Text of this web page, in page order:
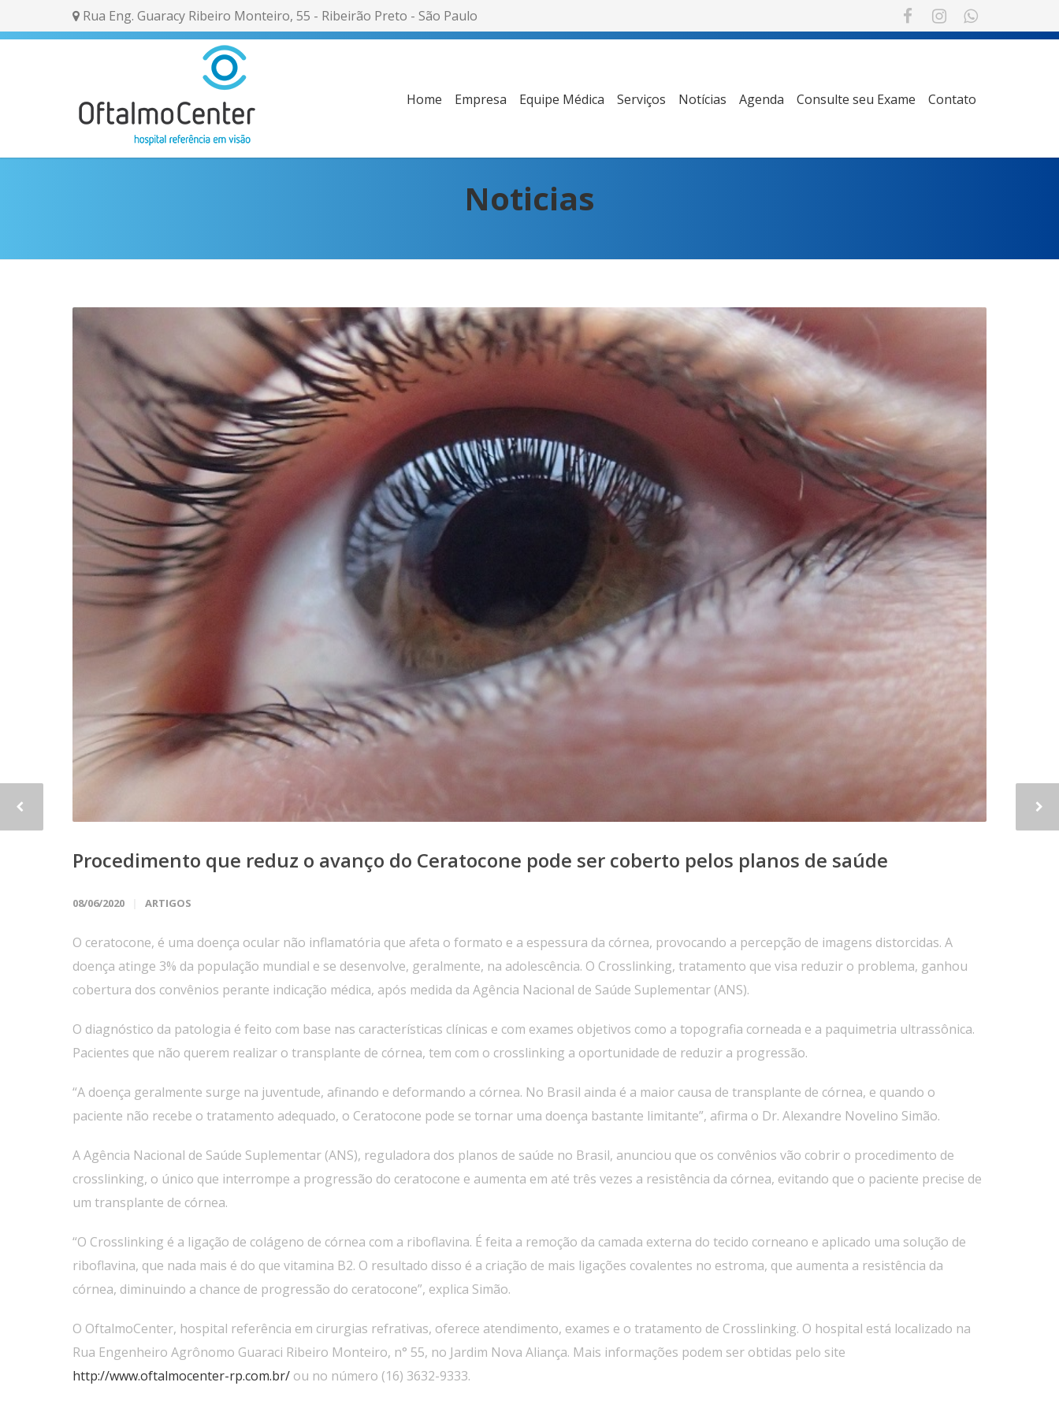
Rua Eng. Guaracy Ribeiro Monteiro, 55 - Ribeirão Preto - São Paulo
Home Empresa Equipe Médica Serviços Notícias Agenda Consulte seu Exame Contato
Noticias
Procedimento que reduz o avanço do Ceratocone pode ser coberto pelos planos de saúde
08/06/2020 ARTIGOS
O ceratocone, é uma doença ocular não inflamatória que afeta o formato e a espessura da córnea, provocando a percepção de imagens distorcidas. A
doença atinge 3% da população mundial e se desenvolve, geralmente, na adolescência. O Crosslinking, tratamento que visa reduzir o problema, ganhou
cobertura dos convênios perante indicação médica, após medida da Agência Nacional de Saúde Suplementar (ANS).
O diagnóstico da patologia é feito com base nas características clínicas e com exames objetivos como a topografia corneada e a paquimetria ultrassônica.
Pacientes que não querem realizar o transplante de córnea, tem com o crosslinking a oportunidade de reduzir a progressão.
“A doença geralmente surge na juventude, afinando e deformando a córnea. No Brasil ainda é a maior causa de transplante de córnea, e quando o
paciente não recebe o tratamento adequado, o Ceratocone pode se tornar uma doença bastante limitante”, afirma o Dr. Alexandre Novelino Simão.
A Agência Nacional de Saúde Suplementar (ANS), reguladora dos planos de saúde no Brasil, anunciou que os convênios vão cobrir o procedimento de
crosslinking, o único que interrompe a progressão do ceratocone e aumenta em até três vezes a resistência da córnea, evitando que o paciente precise de
um transplante de córnea.
“O Crosslinking é a ligação de colágeno de córnea com a riboflavina. É feita a remoção da camada externa do tecido corneano e aplicado uma solução de
riboflavina, que nada mais é do que vitamina B2. O resultado disso é a criação de mais ligações covalentes no estroma, que aumenta a resistência da
córnea, diminuindo a chance de progressão do ceratocone”, explica Simão.
O OftalmoCenter, hospital referência em cirurgias refrativas, oferece atendimento, exames e o tratamento de Crosslinking. O hospital está localizado na
Rua Engenheiro Agrônomo Guaraci Ribeiro Monteiro, n° 55, no Jardim Nova Aliança. Mais informações podem ser obtidas pelo site
http://www.oftalmocenter-rp.com.br/ ou no número (16) 3632-9333.